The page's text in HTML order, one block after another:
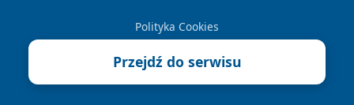
Polityka Cookies
Przejdź do serwisu